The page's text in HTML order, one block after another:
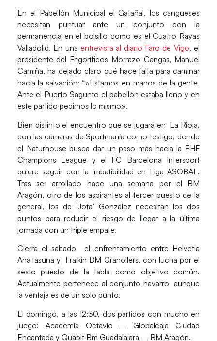
En el Pabellón Municipal el Gatañal, los cangueses
necesitan puntuar ante un conjunto con la
permanencia en el bolsillo como es el Cuatro Rayas
Valladolid. En una entrevista al diario Faro de Vigo, el
presidente del Frigoríficos Morrazo Cangas, Manuel
Camiña, ha dejado claro qué hace falta para caminar
hacia la salvación: “»Estamos en manos de la gente.
Ante el Puerto Sagunto el pabellón estaba lleno y en
este partido pedimos lo mismo».
Bien distinto el encuentro que se jugará en La Rioja,
con las cámaras de Sportmanía como testigo, donde
el Naturhouse busca dar un paso más hacia la EHF
Champions League y el FC Barcelona Intersport
quiere seguir con la imbatibilidad en Liga ASOBAL.
Tras ser arrollado hace una semana por el BM
Aragón, otro de los aspirantes al tercer puesto de la
general, los de ‘Jota’ González necesitan los dos
puntos para reducir el riesgo de llegar a la última
jornada con un triple empate.
Cierra el sábado el enfrentamiento entre Helvetia
Anaitasuna y Fraikin BM Granollers, con lucha por el
sexto puesto de la tabla como objetivo común.
Actualmente pertenece al conjunto navarro, aunque
la ventaja es de un solo punto.
El domingo, a las 12:30, dos partidos con mucho en
juego: Academia Octavio – Globalcaja Ciudad
Encantada y Quabit Bm Guadalajara – BM Aragón.